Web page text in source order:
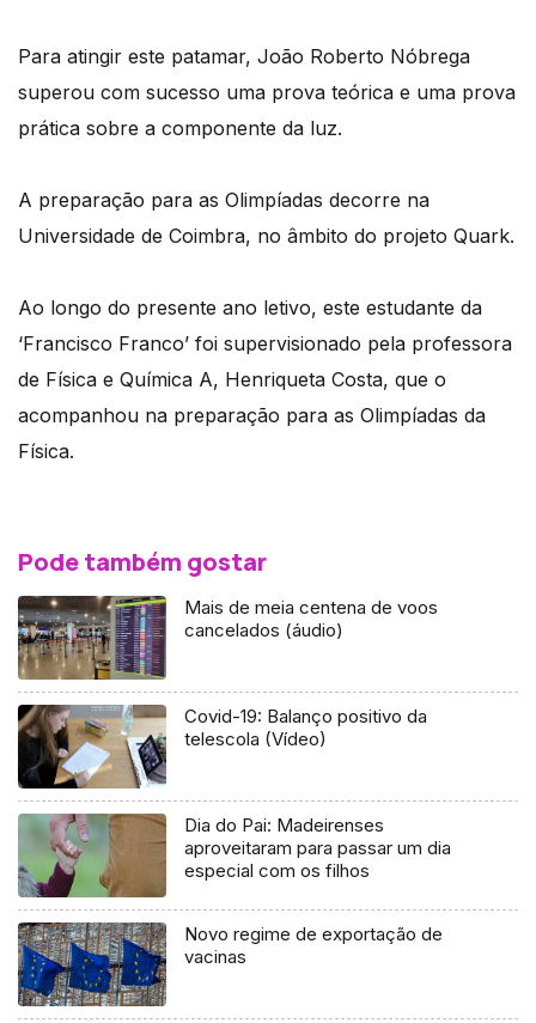
Para atingir este patamar, João Roberto Nóbrega
superou com sucesso uma prova teórica e uma prova
prática sobre a componente da luz.
A preparação para as Olimpíadas decorre na
Universidade de Coimbra, no âmbito do projeto Quark.
Ao longo do presente ano letivo, este estudante da
‘Francisco Franco’ foi supervisionado pela professora
de Física e Química A, Henriqueta Costa, que o
acompanhou na preparação para as Olimpíadas da
Física.
Pode também gostar
Mais de meia centena de voos
cancelados (áudio)
Covid-19: Balanço positivo da
telescola (Vídeo)
Dia do Pai: Madeirenses
aproveitaram para passar um dia
especial com os filhos
Novo regime de exportação de
vacinas